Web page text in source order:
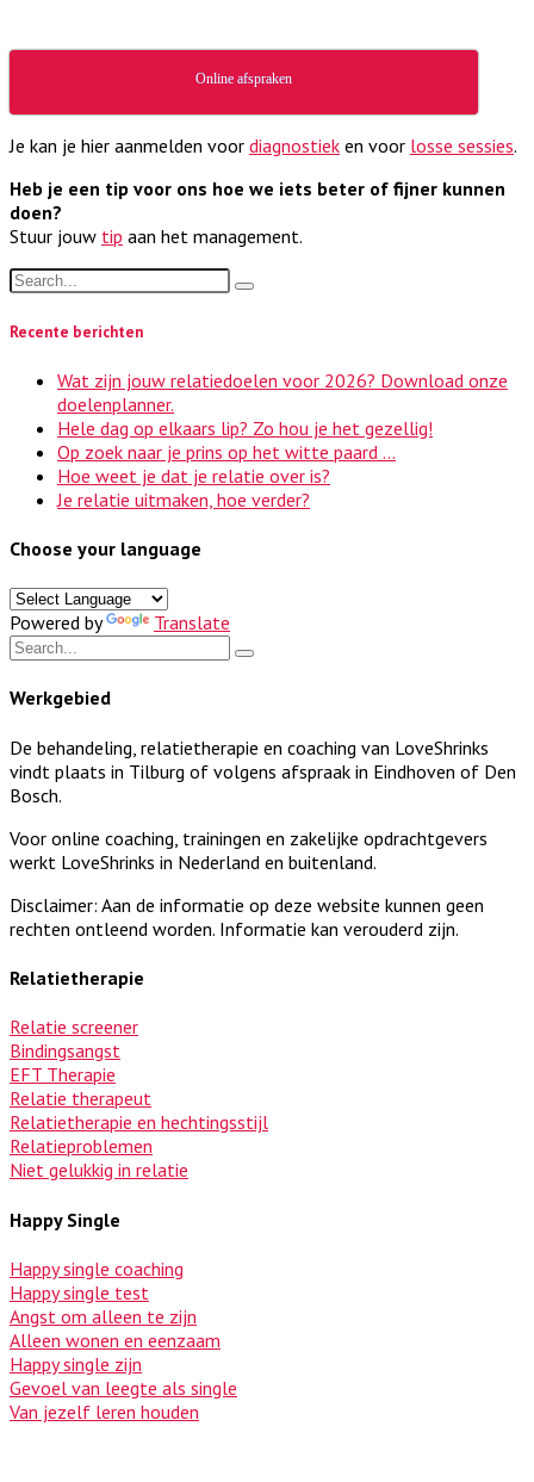
Online afspraken
Je kan je hier aanmelden voor diagnostiek en voor losse sessies.
Heb je een tip voor ons hoe we iets beter of fijner kunnen
doen?
Stuur jouw tip aan het management.
Recente berichten
Wat zijn jouw relatiedoelen voor 2026? Download onze
doelenplanner.
Hele dag op elkaars lip? Zo hou je het gezellig!
Op zoek naar je prins op het witte paard …
Hoe weet je dat je relatie over is?
Je relatie uitmaken, hoe verder?
Choose your language
Powered by Translate
Werkgebied
De behandeling, relatietherapie en coaching van LoveShrinks
vindt plaats in Tilburg of volgens afspraak in Eindhoven of Den
Bosch.
Voor online coaching, trainingen en zakelijke opdrachtgevers
werkt LoveShrinks in Nederland en buitenland.
Disclaimer: Aan de informatie op deze website kunnen geen
rechten ontleend worden. Informatie kan verouderd zijn.
Relatietherapie
Relatie screener
Bindingsangst
EFT Therapie
Relatie therapeut
Relatietherapie en hechtingsstijl
Relatieproblemen
Niet gelukkig in relatie
Happy Single
Happy single coaching
Happy single test
Angst om alleen te zijn
Alleen wonen en eenzaam
Happy single zijn
Gevoel van leegte als single
Van jezelf leren houden